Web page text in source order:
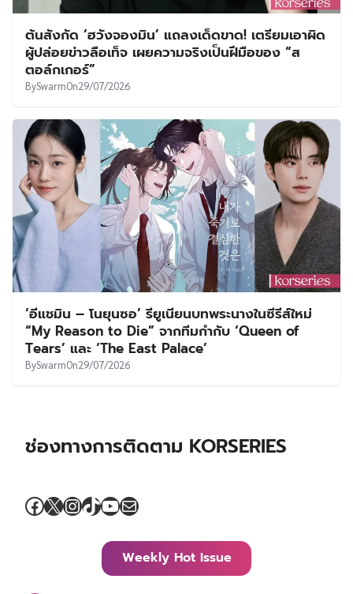
ต้นสังกัด ‘ฮวังจองมิน’ แถลงเด็ดขาด! เตรียมเอาผิด
ผู้ปล่อยข่าวลือเท็จ เผยความจริงเป็นฝีมือของ “ส
ตอล์กเกอร์”
BySwarmOn29/07/2026
‘อีแชมิน – โนยุนซอ’ รียูเนียนบทพระนางในซีรีส์ใหม่
“My Reason to Die” จากทีมกำกับ ‘Queen of
Tears’ และ ‘The East Palace’
BySwarmOn29/07/2026
ช่องทางการติดตาม KORSERIES
Facebook
X Instagram
TikTok
YouTube
Mail
Weekly Hot Issue